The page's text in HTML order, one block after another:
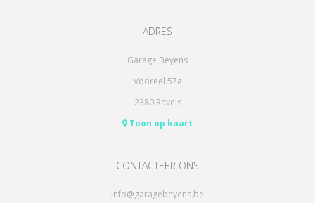
ADRES
Garage Beyens
Vooreel 57a
2380 Ravels
Toon op kaart
CONTACTEER ONS
info@garagebeyens.be